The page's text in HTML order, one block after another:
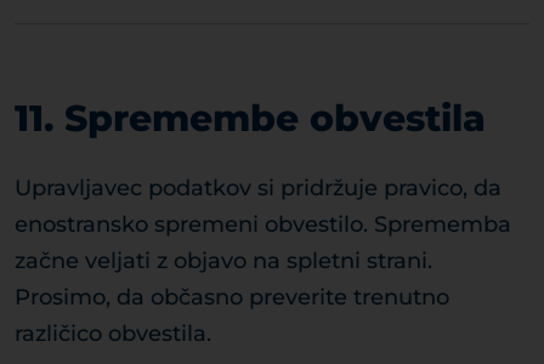
11. Spremembe obvestila
Upravljavec podatkov si pridržuje pravico, da
enostransko spremeni obvestilo. Sprememba
začne veljati z objavo na spletni strani.
Prosimo, da občasno preverite trenutno
različico obvestila.